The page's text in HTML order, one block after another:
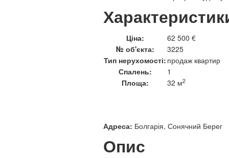
Ціна:
62 500 €
№ об'єкта:
3225
Тип нерухомості: продаж квартир
Спалень:
1
Площа:
32 м2
Адреса: Болгарія, Сонячний Берег
Опис